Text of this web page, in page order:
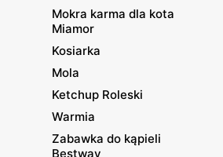
Mokra karma dla kota
Miamor
Kosiarka
Mola
Ketchup Roleski
Warmia
Zabawka do kąpieli
Bestway